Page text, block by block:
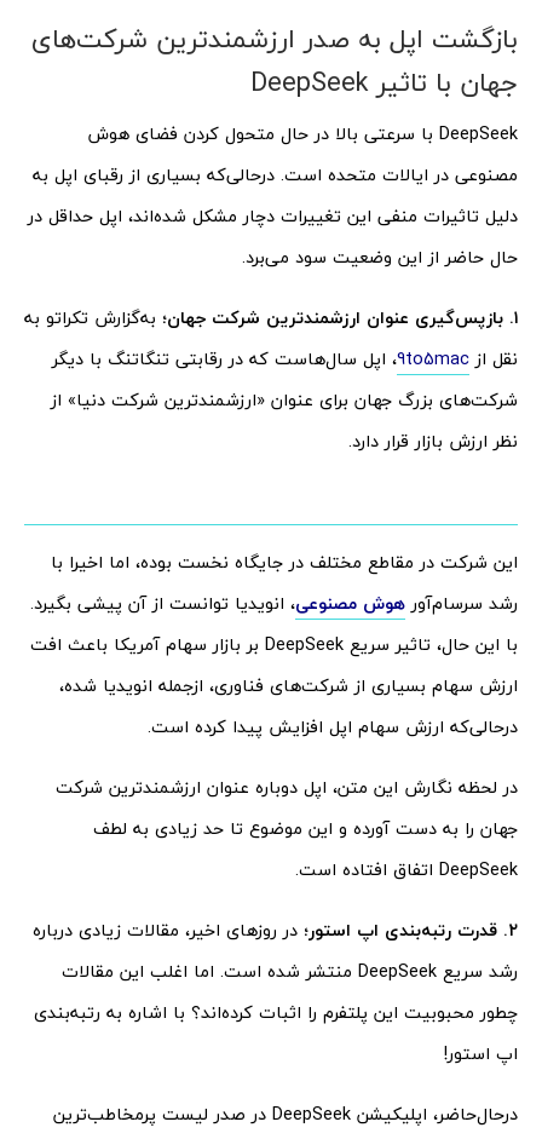
بازگشت اپل به صدر ارزشمندترین شرکت‌های
جهان با تاثیر DeepSeek
DeepSeek با سرعتی بالا در حال متحول کردن فضای هوش
مصنوعی در ایالات متحده است. درحالی‌که بسیاری از رقبای اپل به
دلیل تاثیرات منفی این تغییرات دچار مشکل شده‌اند، اپل حداقل در
حال حاضر از این وضعیت سود می‌برد.
۱. بازپس‌گیری عنوان ارزشمندترین شرکت جهان؛ به‌گزارش تکراتو به
نقل از 9to5mac، اپل سال‌هاست که در رقابتی تنگاتنگ با دیگر
شرکت‌های بزرگ جهان برای عنوان «ارزشمندترین شرکت دنیا» از
نظر ارزش بازار قرار دارد.
این شرکت در مقاطع مختلف در جایگاه نخست بوده، اما اخیرا با
رشد سرسام‌آورهوش مصنوعی، انویدیا توانست از آن پیشی بگیرد.
با این حال، تاثیر سریع DeepSeek بر بازار سهام آمریکا باعث افت
ارزش سهام بسیاری از شرکت‌های فناوری، ازجمله انویدیا شده،
درحالی‌که ارزش سهام اپل افزایش پیدا کرده است.
در لحظه نگارش این متن، اپل دوباره عنوان ارزشمندترین شرکت
جهان را به دست آورده و این موضوع تا حد زیادی به لطف
DeepSeek اتفاق افتاده است.
۲. قدرت رتبه‌بندی اپ استور؛ در روزهای اخیر، مقالات زیادی درباره
رشد سریع DeepSeek منتشر شده است. اما اغلب این مقالات
چطور محبوبیت این پلتفرم را اثبات کرده‌اند؟ با اشاره به رتبه‌بندی
اپ استور!
درحال‌حاضر، اپلیکیشن DeepSeek در صدر لیست پرمخاطب‌ترین